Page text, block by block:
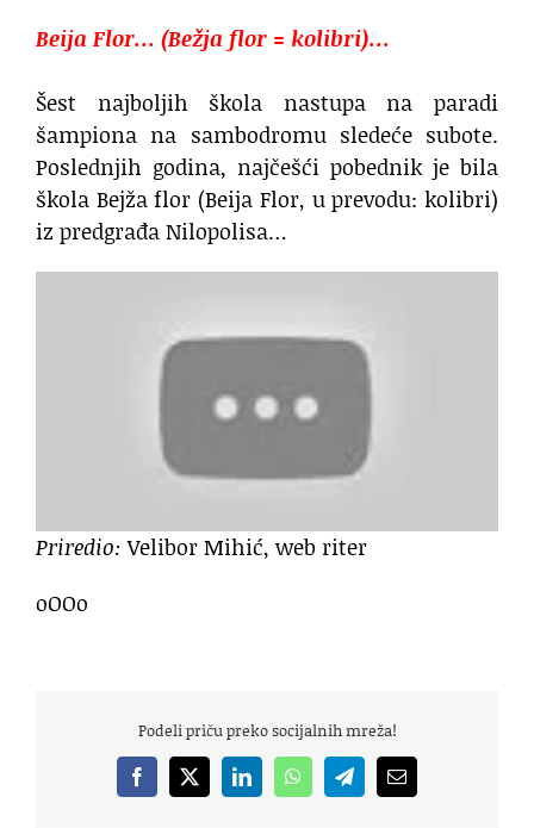
Beija Flor… (Bežja flor = kolibri)…
Šest najboljih škola nastupa na paradi
šampiona na sambodromu sledeće subote.
Poslednjih godina, najčešći pobednik je bila
škola Bejža flor (Beija Flor, u prevodu: kolibri)
iz predgrađa Nilopolisa…
Priredio:Velibor Mihić, web riter
oOOo
Podeli priču preko socijalnih mreža!
Facebook
X LinkedInWhatsAppTelegramEmail